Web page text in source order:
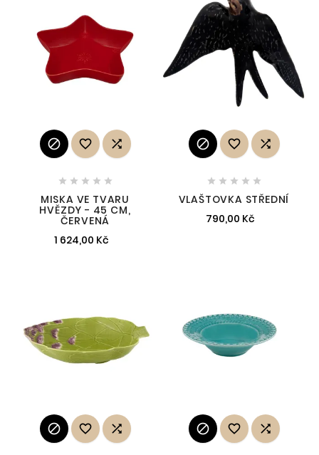
  
    
MISKA VE TVARU
HVĚZDY - 45 CM,
ČERVENÁ
1 624,00 Kč
  
    
VLAŠTOVKA STŘEDNÍ
790,00 Kč
     